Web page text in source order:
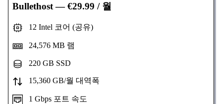
Bullethost— €29.99 / 월
12 Intel 코어 (공유)
24,576 MB 램
220 GB SSD
15,360 GB/월 대역폭
1 Gbps 포트 속도